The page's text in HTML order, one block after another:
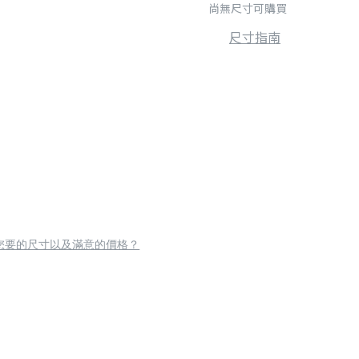
尚無尺寸可購買
尺寸指南
要的尺寸以及滿意的價格？